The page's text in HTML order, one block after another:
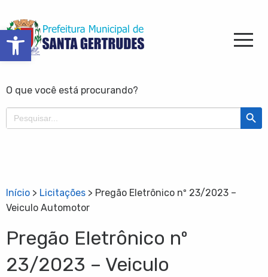
Barra de Ferramentas Aberta
O que você está procurando?
Search
for:
Search
Início > Licitações > Pregão Eletrônico nº 23/2023 –
Veiculo Automotor
Pregão Eletrônico nº
23/2023 – Veiculo